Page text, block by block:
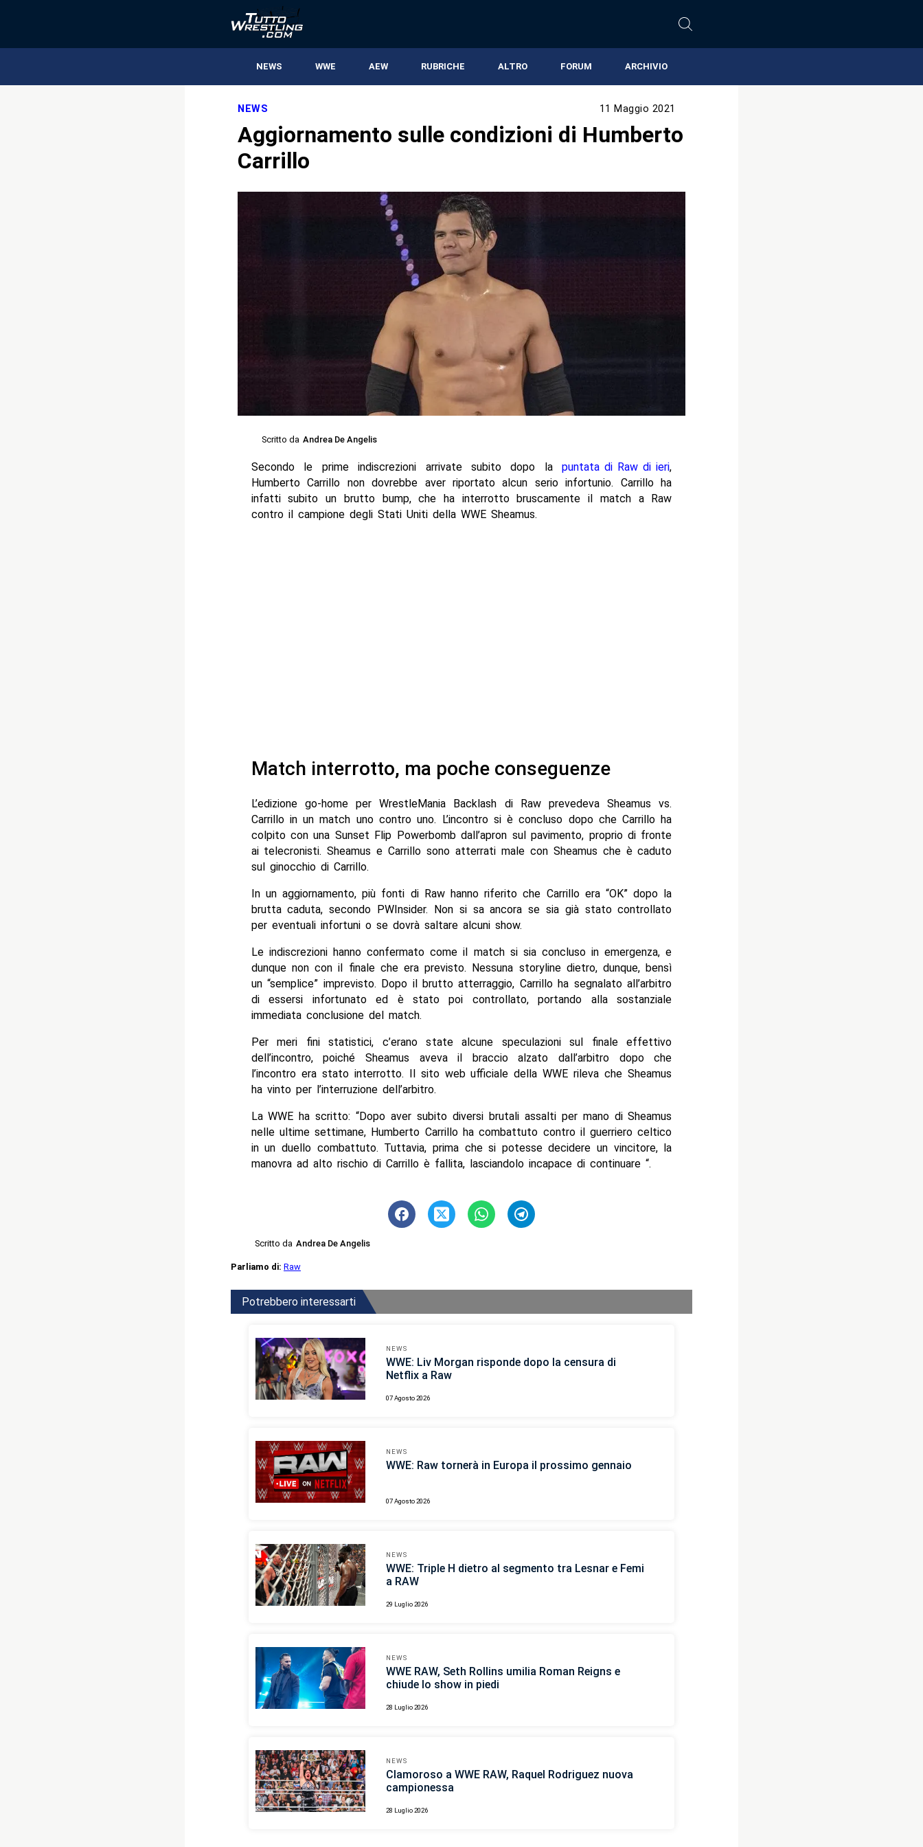
NEWS WWE AEW RUBRICHE ALTRO FORUM ARCHIVIO
NEWS 11 Maggio 2021
Aggiornamento sulle condizioni di Humberto
Carrillo
Scritto da Andrea De Angelis
Secondo le prime indiscrezioni arrivate subito dopo lapuntata di Raw di ieri,
Humberto Carrillo non dovrebbe aver riportato alcun serio infortunio. Carrillo ha
infatti subito un brutto bump, che ha interrotto bruscamente il match a Raw
contro il campione degli Stati Uniti della WWE Sheamus.
Match interrotto, ma poche conseguenze
L’edizione go-home per WrestleMania Backlash di Raw prevedeva Sheamus vs.
Carrillo in un match uno contro uno. L’incontro si è concluso dopo che Carrillo ha
colpito con una Sunset Flip Powerbomb dall’apron sul pavimento, proprio di fronte
ai telecronisti. Sheamus e Carrillo sono atterrati male con Sheamus che è caduto
sul ginocchio di Carrillo.
In un aggiornamento, più fonti di Raw hanno riferito che Carrillo era “OK” dopo la
brutta caduta, secondo PWInsider. Non si sa ancora se sia già stato controllato
per eventuali infortuni o se dovrà saltare alcuni show.
Le indiscrezioni hanno confermato come il match si sia concluso in emergenza, e
dunque non con il finale che era previsto. Nessuna storyline dietro, dunque, bensì
un “semplice” imprevisto. Dopo il brutto atterraggio, Carrillo ha segnalato all’arbitro
di essersi infortunato ed è stato poi controllato, portando alla sostanziale
immediata conclusione del match.
Per meri fini statistici, c’erano state alcune speculazioni sul finale effettivo
dell’incontro, poiché Sheamus aveva il braccio alzato dall’arbitro dopo che
l’incontro era stato interrotto. Il sito web ufficiale della WWE rileva che Sheamus
ha vinto per l’interruzione dell’arbitro.
La WWE ha scritto: “Dopo aver subito diversi brutali assalti per mano di Sheamus
nelle ultime settimane, Humberto Carrillo ha combattuto contro il guerriero celtico
in un duello combattuto. Tuttavia, prima che si potesse decidere un vincitore, la
manovra ad alto rischio di Carrillo è fallita, lasciandolo incapace di continuare “.
Scritto da Andrea De Angelis
Parliamo di: Raw
Potrebbero interessarti
NEWS
WWE: Liv Morgan risponde dopo la censura di
Netflix a Raw
07 Agosto 2026
NEWS
WWE: Raw tornerà in Europa il prossimo gennaio
07 Agosto 2026
NEWS
WWE: Triple H dietro al segmento tra Lesnar e Femi
a RAW
29 Luglio 2026
NEWS
WWE RAW, Seth Rollins umilia Roman Reigns e
chiude lo show in piedi
28 Luglio 2026
NEWS
Clamoroso a WWE RAW, Raquel Rodriguez nuova
campionessa
28 Luglio 2026